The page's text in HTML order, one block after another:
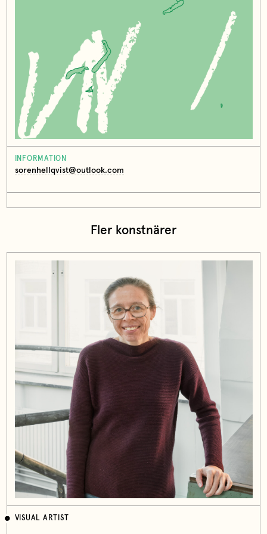
INFORMATION
sorenhellqvist@outlook.com
Fler konstnärer
VISUAL ARTIST